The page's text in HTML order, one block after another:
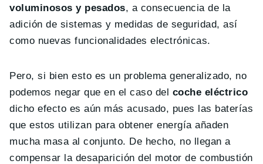
voluminosos y pesados, a consecuencia de la
adición de sistemas y medidas de seguridad, así
como nuevas funcionalidades electrónicas.
Pero, si bien esto es un problema generalizado, no
podemos negar que en el caso del coche eléctrico
dicho efecto es aún más acusado, pues las baterías
que estos utilizan para obtener energía añaden
mucha masa al conjunto. De hecho, no llegan a
compensar la desaparición del motor de combustión